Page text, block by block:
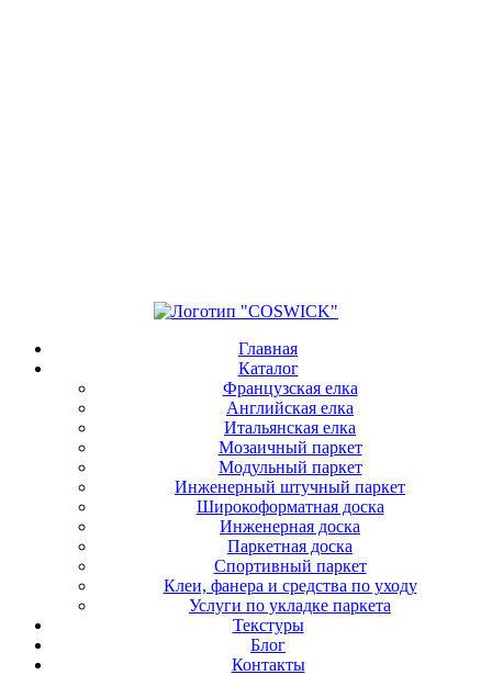
Главная
Каталог
Французская елка
Английская елка
Итальянская елка
Мозаичный паркет
Модульный паркет
Инженерный штучный паркет
Широкоформатная доска
Инженерная доска
Паркетная доска
Спортивный паркет
Клеи, фанера и средства по уходу
Услуги по укладке паркета
Текстуры
Блог
Контакты